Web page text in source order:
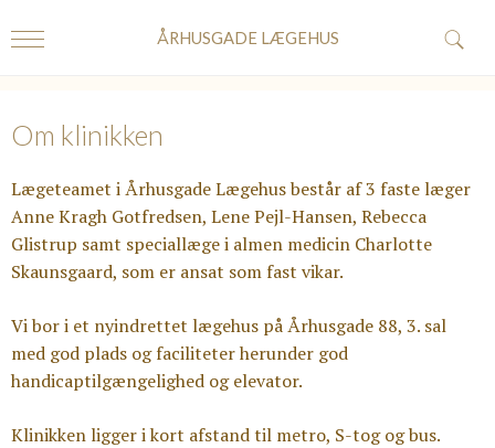
ÅRHUSGADE LÆGEHUS
Om klinikken
Lægeteamet i Århusgade Lægehus består af 3 faste læger
Anne Kragh Gotfredsen, Lene Pejl-Hansen, Rebecca
Glistrup samt speciallæge i almen medicin Charlotte
Skaunsgaard, som er ansat som fast vikar.
Vi bor i et nyindrettet lægehus på Århusgade 88, 3. sal
med god plads og faciliteter herunder god
handicaptilgængelighed og elevator.
Klinikken ligger i kort afstand til metro, S-tog og bus.